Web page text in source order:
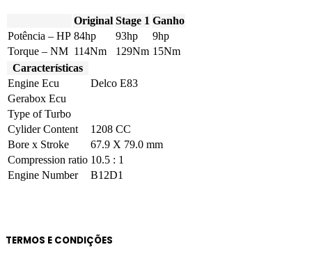
Original Stage 1 Ganho
Potência – HP 84hp 93hp
9hp
Torque – NM 114Nm 129Nm 15Nm
Características
Engine Ecu
Delco E83
Gerabox Ecu
Type of Turbo
Cylider Content
1208 CC
Bore x Stroke
67.9 X 79.0 mm
Compression ratio 10.5 : 1
Engine Number
B12D1
TERMOS E CONDIÇÕES